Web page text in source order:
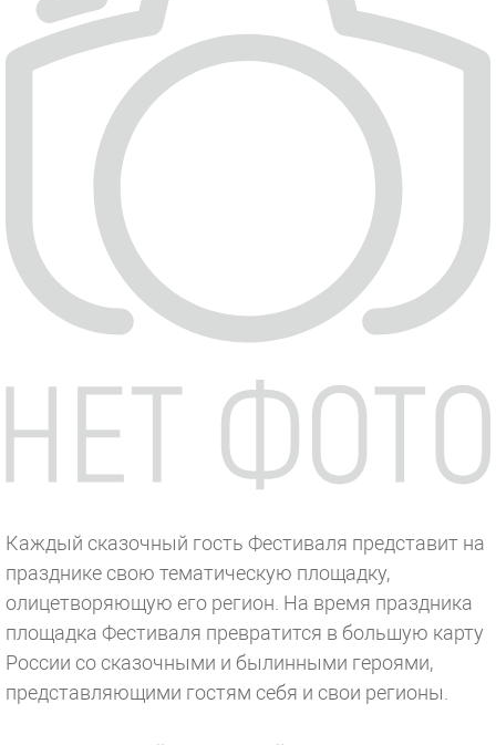
Каждый сказочный гость Фестиваля представит на
празднике свою тематическую площадку,
олицетворяющую его регион. На время праздника
площадка Фестиваля превратится в большую карту
России со сказочными и былинными героями,
представляющими гостям себя и свои регионы.